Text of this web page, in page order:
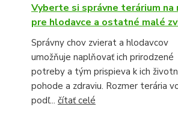
Vyberte si správne terárium na
pre hlodavce a ostatné malé
Správny chov zvierat a hlodavcov
umožňuje naplňovať ich prirodzené
potreby a tým prispieva k ich
pohode a zdraviu. Rozmer terária
podľ... čítať celé